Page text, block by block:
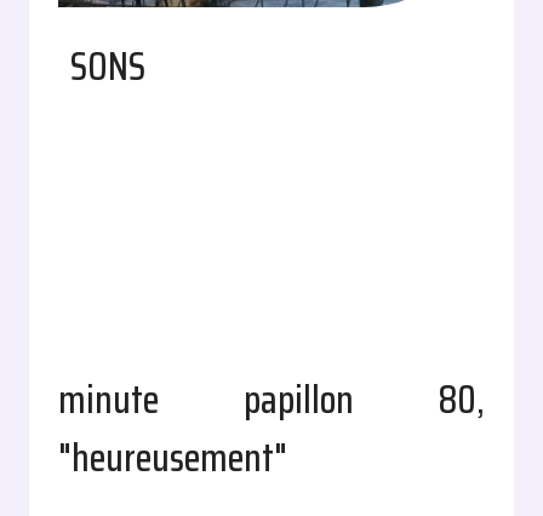
SONS
minute papillon 80,
"heureusement"